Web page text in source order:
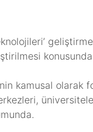
kamusal olarak